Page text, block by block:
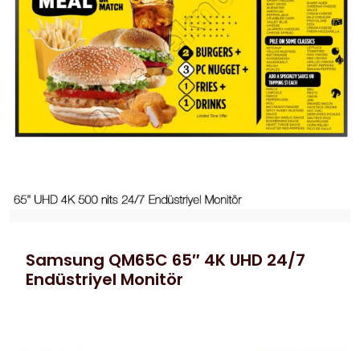
Samsung QM65C 65″ 4K UHD 24/7
Endüstriyel Monitör